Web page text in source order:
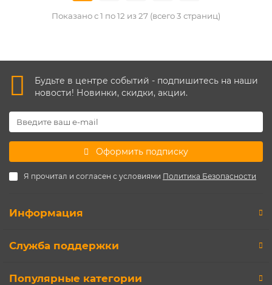
Показано с 1 по 12 из 27 (всего 3 страниц)
Будьте в центре событий - подпишитесь на наши
новости! Новинки, скидки, акции.
Оформить подписку
Я прочитал и согласен с условиями Политика Безопасности
Информация
Служба поддержки
Популярные категории